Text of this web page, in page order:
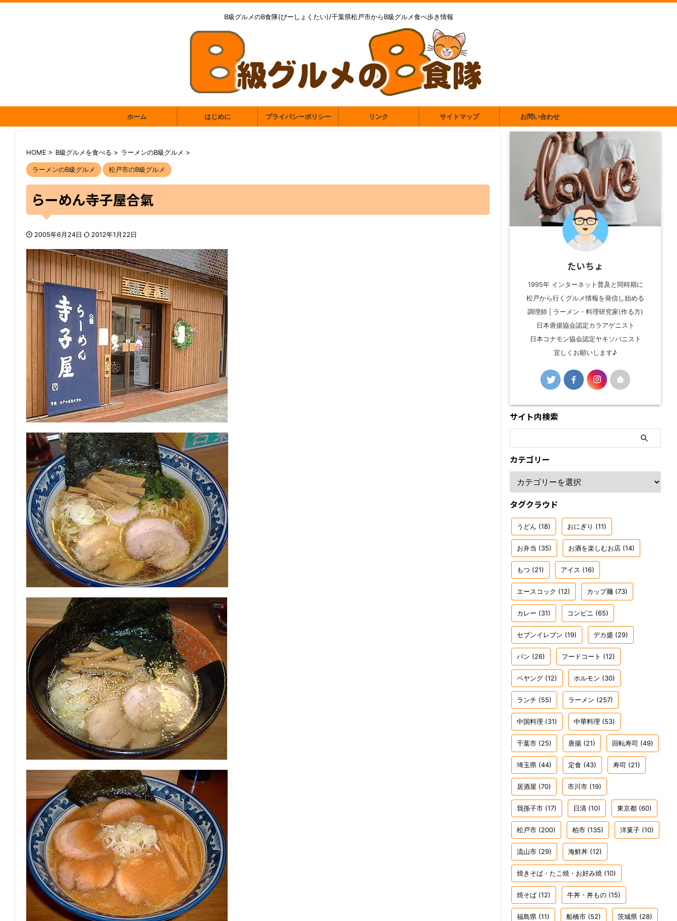
B級グルメのB食隊(びーしょくたい)/千葉県松戸市からB級グルメ食べ歩き情報
ホーム はじめに プライバシーポリシー リンク サイトマップ お問い合わせ
HOME > B級グルメを食べる > ラーメンのB級グルメ >
ラーメンのB級グルメ 松戸市のB級グルメ
らーめん寺子屋合氣
2005年6月24日 2012年1月22日
たいちょ
1995年 インターネット普及と同時期に
松戸から行くグルメ情報を発信し始める
調理師 | ラーメン・料理研究家(作る方)
日本唐揚協会認定カラアゲニスト
日本コナモン協会認定ヤキソバニスト
宜しくお願いします♪
サイト内検索
カテゴリー
タグクラウド
うどん (18) おにぎり (11)
お弁当 (35) お酒を楽しむお店 (14)
もつ (21) アイス (16)
エースコック (12) カップ麺 (73)
カレー (31) コンビニ (65)
セブンイレブン (19) デカ盛 (29)
パン (26) フードコート (12)
ペヤング (12) ホルモン (30)
ランチ (55) ラーメン (257)
中国料理 (31) 中華料理 (53)
千葉市 (25) 唐揚 (21) 回転寿司 (49)
埼玉県 (44) 定食 (43) 寿司 (21)
居酒屋 (70) 市川市 (19)
我孫子市 (17) 日清 (10) 東京都 (60)
松戸市 (200) 柏市 (135) 洋菓子 (10)
流山市 (29) 海鮮丼 (12)
焼きそば・たこ焼・お好み焼 (10)
焼そば (12) 牛丼・丼もの (15)
福島県 (11) 船橋市 (52) 茨城県 (28)